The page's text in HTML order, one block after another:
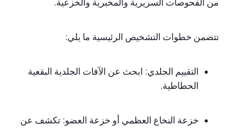
من الفحوصات السريرية والمخبرية والخزعية.
تتضمن خطوات التشخيص الرئيسية ما يلي:
التقييم الجلدي: ابحث عن الآفات الجلدية البقعية
الحطاطية.
خزعة النخاع العظمي أو خزعة العضو: تكشف عن